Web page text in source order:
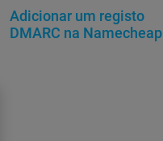
Adicionar um registo
DMARC na Namecheap